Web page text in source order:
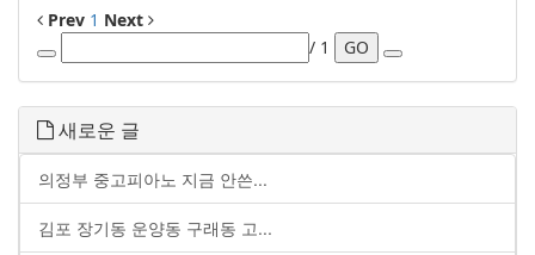
Prev 1 Next
/ 1
GO
새로운 글
의정부 중고피아노 지금 안쓴...
김포 장기동 운양동 구래동 고...